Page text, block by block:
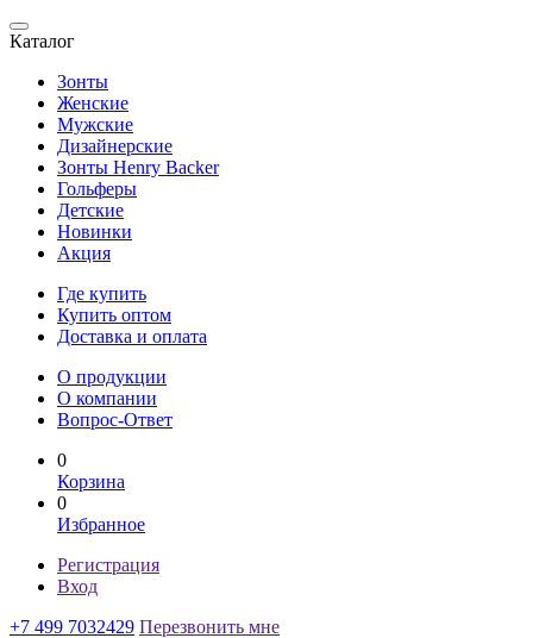
Каталог
Зонты
Женские
Мужские
Дизайнерские
Зонты Henry Backer
Гольферы
Детские
Новинки
Акция
Где купить
Купить оптом
Доставка и оплата
О продукции
О компании
Вопрос-Ответ
0
Корзина
0
Избранное
Регистрация
Вход
+7 499 7032429 Перезвонить мне